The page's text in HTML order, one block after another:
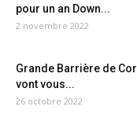
pour un an Down...
2 novembre 2022
Grande Barrière de
vont vous...
26 octobre 2022